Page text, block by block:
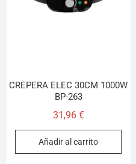
CREPERA ELEC 30CM 1000W
BP-263
31,96 €
Añadir al carrito